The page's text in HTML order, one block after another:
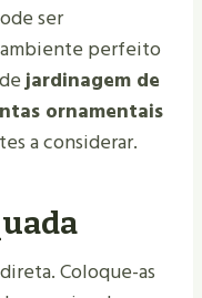
ser
perfeito
jardinagem de
ornamentais
a considerar.
Coloque-as